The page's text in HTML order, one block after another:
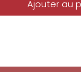
Ajouter au